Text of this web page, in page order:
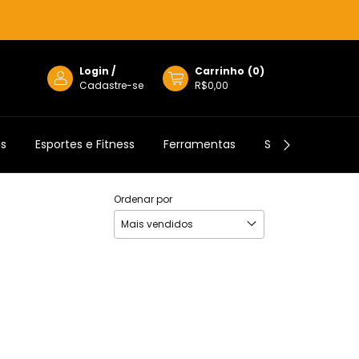
Login /
Cadastre-se
Carrinho (0)
R$0,00
Esportes e Fitness Ferramentas Semijoias
Ordenar por